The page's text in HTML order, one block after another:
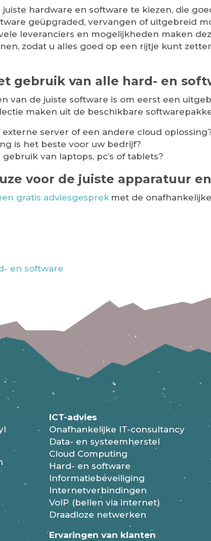
hardware en software te kiezen, die
geüpgraded, vervangen of uitgebreid
leveranciers en mogelijkheden maken
zodat u alles goed op een rijtje kunt
gebruik van alle hard- en
van de juiste software is om eerst een
maken uit de beschikbare
server of een andere cloud
is het beste voor uw bedrijf?
van laptops, pc’s of tablets?
voor de juiste apparatuur
gratis adviesgesprek met de
en software
ICT-advies
Onafhankelijke IT-consultancy
Data- en systeemherstel
Cloud Computing
Hard- en software
Informatiebeveiliging
Internetverbindingen
VoIP (bellen via internet)
Draadloze netwerken
Ervaringen van klanten